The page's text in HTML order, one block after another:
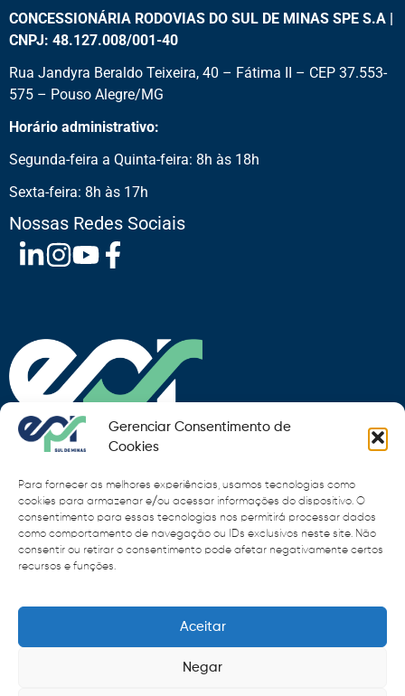
Gerenciar Consentimento de
Cookies
Para fornecer as melhores experiências, usamos tecnologias como
cookies para armazenar e/ou acessar informações do dispositivo. O
consentimento para essas tecnologias nos permitirá processar dados
como comportamento de navegação ou IDs exclusivos neste site. Não
consentir ou retirar o consentimento pode afetar negativamente certos
recursos e funções.
Aceitar
Negar
CONCESSIONÁRIA RODOVIAS DO SUL DE MINAS SPE S.A |
CNPJ: 48.127.008/001-40
Rua Jandyra Beraldo Teixeira, 40 – Fátima II – CEP 37.553-
575 – Pouso Alegre/MG
Horário administrativo:
Segunda-feira a Quinta-feira: 8h às 18h
Sexta-feira: 8h às 17h
Nossas Redes Sociais
Fale Conosco
Quem somos